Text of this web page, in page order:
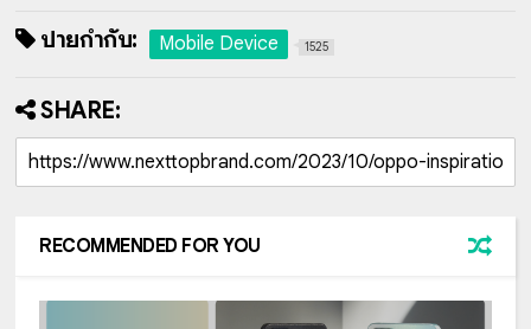
ป้ายกำกับ: Mobile Device 1525
SHARE:
RECOMMENDED FOR YOU